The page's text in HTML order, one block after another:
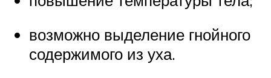
возможно выделение гнойного
содержимого из уха.